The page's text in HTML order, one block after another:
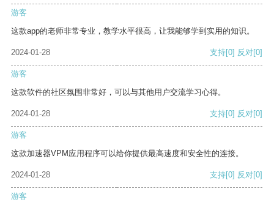
游客
这款app的老师非常专业，教学水平很高，让我能够学到实用的知识。
2024-01-28 支持[0] 反对[0]
游客
这款软件的社区氛围非常好，可以与其他用户交流学习心得。
2024-01-28 支持[0] 反对[0]
游客
这款加速器VPM应用程序可以给你提供最高速度和安全性的连接。
2024-01-28 支持[0] 反对[0]
游客